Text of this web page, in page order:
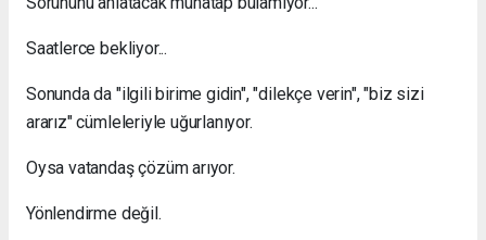
Saatlerce bekliyor...
Sonunda da "ilgili birime gidin", "dilekçe verin", "biz sizi
ararız" cümleleriyle uğurlanıyor.
Oysa vatandaş çözüm arıyor.
Yönlendirme değil.